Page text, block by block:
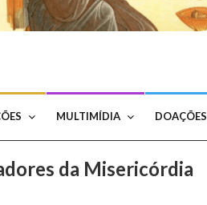
MULTIMÍDIA DOAÇÕES
da Misericórdia